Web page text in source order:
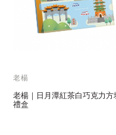
老楊
老楊｜日月潭紅茶白巧克力方
禮盒